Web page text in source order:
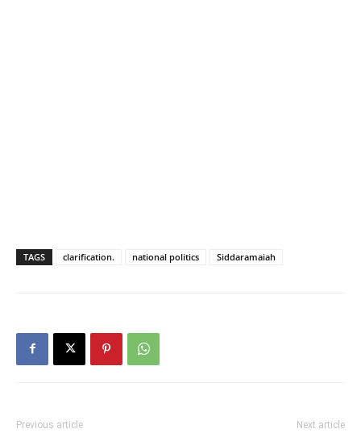
TAGS clarification. national politics Siddaramaiah
Previous article Next article